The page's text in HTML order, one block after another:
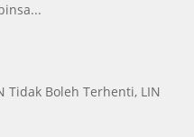
Tidak Boleh Terhenti, LIN